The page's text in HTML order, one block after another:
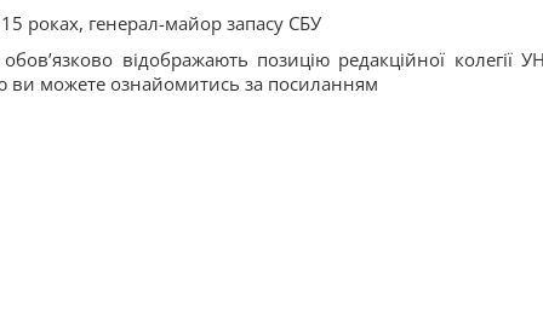
роках, генерал-майор запасу СБУ
відображають позицію редакційної колегії
можете ознайомитись за посиланням